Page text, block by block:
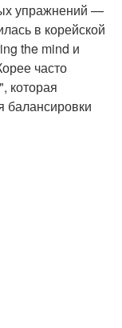
упражнений —
в корейской
the mind и
часто
которая
балансировки